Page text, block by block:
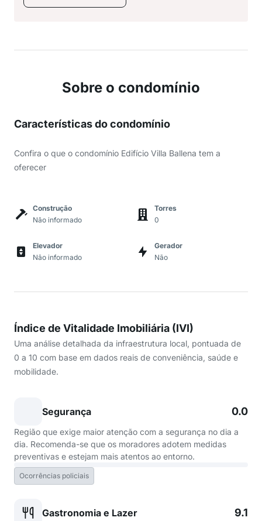
Sobre o condomínio
Características do condomínio
Confira o que o condomínio Edifício Villa Ballena tem a
oferecer
Construção
Não informado
Torres
0
Elevador
Não informado
Gerador
Não
Índice de Vitalidade Imobiliária (IVI)
Uma análise detalhada da infraestrutura local, pontuada de
0 a 10 com base em dados reais de conveniência, saúde e
mobilidade.
Segurança 0.0
Região que exige maior atenção com a segurança no dia a
dia. Recomenda-se que os moradores adotem medidas
preventivas e estejam mais atentos ao entorno.
Ocorrências policiais
Gastronomia e Lazer 9.1